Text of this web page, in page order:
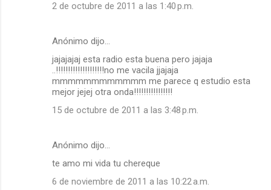
2 de octubre de 2011 a las 1:40 p.m.
Anónimo dijo…
jajajajaj esta radio esta buena pero jajaja
..!!!!!!!!!!!!!!!!!!!!no me vacila jjajaja
mmmmmmmmmmmm me parece q estudio esta
mejor jejej otra onda!!!!!!!!!!!!!!!!
15 de octubre de 2011 a las 3:48 p.m.
Anónimo dijo…
te amo mi vida tu chereque
6 de noviembre de 2011 a las 10:22 a.m.